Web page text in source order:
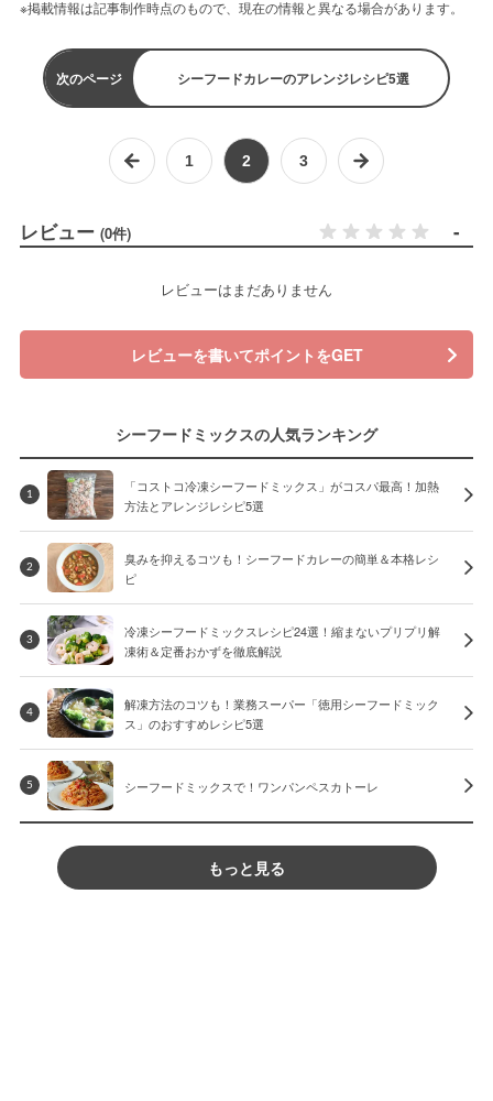
※掲載情報は記事制作時点のもので、現在の情報と異なる場合があります。
次のページ シーフードカレーのアレンジレシピ5選
1 2 3
レビュー (0件) -
レビューはまだありません
レビューを書いてポイントをGET
シーフードミックスの人気ランキング
1
「コストコ冷凍シーフードミックス」がコスパ最高！加熱
方法とアレンジレシピ5選
2
臭みを抑えるコツも！シーフードカレーの簡単＆本格レシ
ピ
3
冷凍シーフードミックスレシピ24選！縮まないプリプリ解
凍術＆定番おかずを徹底解説
4
解凍方法のコツも！業務スーパー「徳用シーフードミック
ス」のおすすめレシピ5選
5 シーフードミックスで！ワンパンペスカトーレ
もっと見る